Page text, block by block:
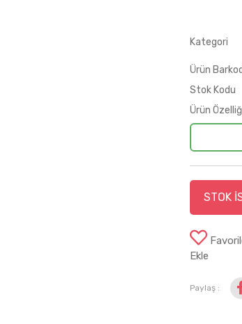
Kategori
Ürün
Stok Kodu
Ürün
STOK
Ekle
Paylaş :